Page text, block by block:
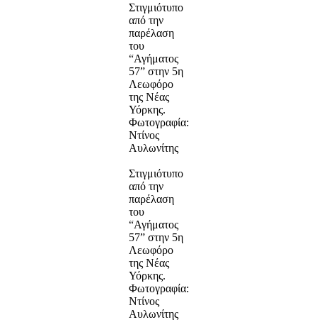
Στιγμιότυπο
από την
παρέλαση
του
“Αγήματος
57” στην 5η
Λεωφόρο
της Νέας
Υόρκης.
Φωτογραφία:
Ντίνος
Αυλωνίτης
Στιγμιότυπο
από την
παρέλαση
του
“Αγήματος
57” στην 5η
Λεωφόρο
της Νέας
Υόρκης.
Φωτογραφία:
Ντίνος
Αυλωνίτης